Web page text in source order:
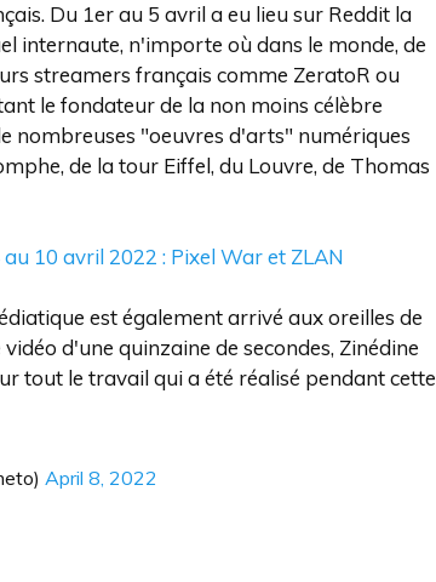
Du 1er au 5 avril a eu lieu sur Reddit la
internaute, n'importe où dans le monde, de
streamers français comme ZeratoR ou
le fondateur de la non moins célèbre
nombreuses "oeuvres d'arts" numériques
de la tour Eiffel, du Louvre, de Thomas
10 avril 2022 : Pixel War et ZLAN
est également arrivé aux oreilles de
d'une quinzaine de secondes, Zinédine
tout le travail qui a été réalisé pendant cette
April 8, 2022